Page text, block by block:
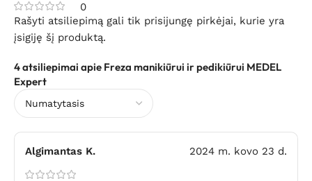
0
4 atsiliepimai apie Freza manikiūrui ir pedikiūrui MEDEL
Expert
Algimantas K. 2024 m. kovo 23 d.
Rašyti atsiliepimą gali tik prisijungę pirkėjai, kurie yra
įsigiję šį produktą.